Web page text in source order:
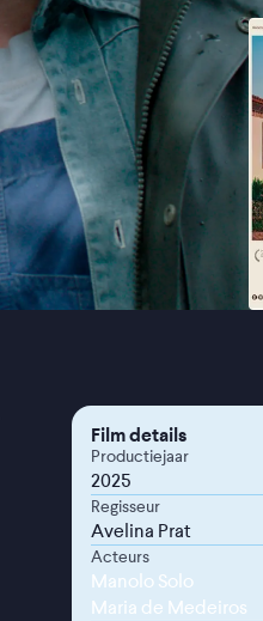
Film details
Productiejaar
2025
Regisseur
Avelina Prat
Acteurs
Manolo Solo
Maria de Medeiros